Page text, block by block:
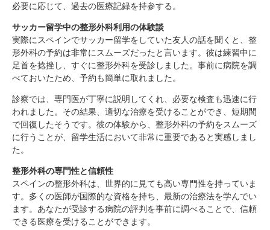
必要に応じて、過去の医療記録を持参する。
サッカー留学中の整形外科利用の体験談
実際にスペインでサッカー留学をしていた友人の話を聞くと、整
形外科の予約は非常にスムーズだったと言います。彼は練習中に
足首を捻挫し、すぐに整形外科を受診しました。事前に病院を調
べておいたため、予約も簡単に取れました。
診察では、専門医が丁寧に説明してくれ、必要な検査も迅速に行
われました。その結果、適切な治療を受けることができ、短期間
で回復したそうです。彼の体験から、整形外科の予約をスムーズ
に行うことが、留学生活において非常に重要であると実感しまし
た。
整形外科の専門性と信頼性
スペインの整形外科は、世界的に見ても高い専門性を持っていま
す。多くの医師が国際的な資格を持ち、最新の治療法を学んでい
ます。あなたが受診する病院の評判を事前に調べることで、信頼
できる医療を受けることができます。
サッカー留学中の整形外科利用の体験談
整形外科の専門性と信頼性
まとめ